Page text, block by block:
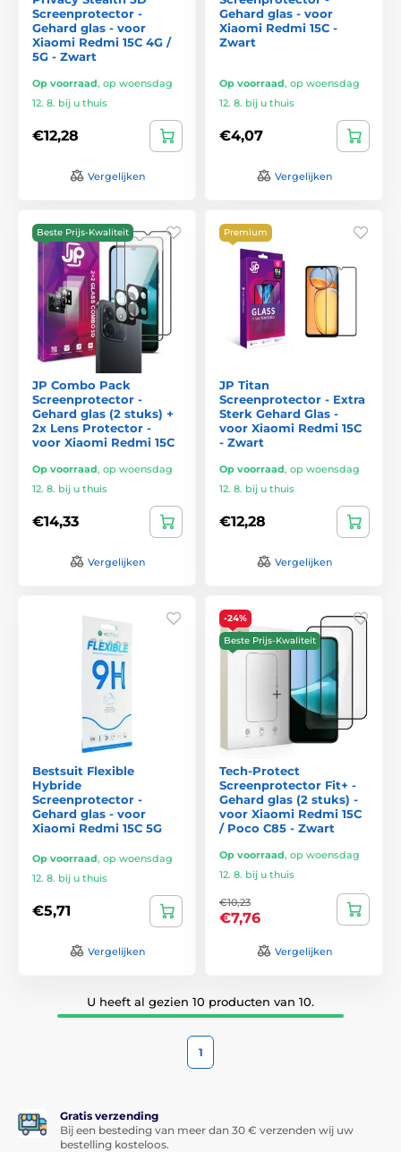
Screenprotector -
Gehard glas - voor
Xiaomi Redmi 15C 4G /
5G - Zwart
Op voorraad, op woensdag
12. 8. bij u thuis
€12,28
Vergelijken
Gehard glas - voor
Xiaomi Redmi 15C -
Zwart
Op voorraad, op woensdag
12. 8. bij u thuis
€4,07
Vergelijken
Beste Prijs-Kwaliteit
JP Combo Pack
Screenprotector -
Gehard glas (2 stuks) +
2x Lens Protector -
voor Xiaomi Redmi 15C
Op voorraad, op woensdag
12. 8. bij u thuis
€14,33
Vergelijken
Premium
JP Titan
Screenprotector - Extra
Sterk Gehard Glas -
voor Xiaomi Redmi 15C
- Zwart
Op voorraad, op woensdag
12. 8. bij u thuis
€12,28
Vergelijken
Bestsuit Flexible
Hybride
Screenprotector -
Gehard glas - voor
Xiaomi Redmi 15C 5G
Op voorraad, op woensdag
12. 8. bij u thuis
€5,71
Vergelijken
-24%
Beste Prijs-Kwaliteit
Tech-Protect
Screenprotector Fit+ -
Gehard glas (2 stuks) -
voor Xiaomi Redmi 15C
/ Poco C85 - Zwart
Op voorraad, op woensdag
12. 8. bij u thuis
€10,23
€7,76
Vergelijken
U heeft al gezien 10 producten van 10.
1
Gratis verzending
Bij een besteding van meer dan 30 € verzenden wij uw
bestelling kosteloos.